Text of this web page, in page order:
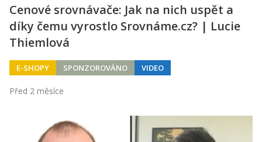
Cenové srovnávače: Jak na nich uspět a
díky čemu vyrostlo Srovnáme.cz? | Lucie
Thiemlová
E-SHOPY SPONZOROVÁNO VIDEO
Před 2 měsíce